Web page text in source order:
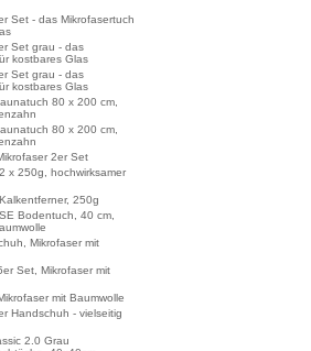
Set - das Mikrofasertuch
Set grau - das
kostbares Glas
Set grau - das
kostbares Glas
80 x 200 cm,
80 x 200 cm,
2er Set
x 250g, hochwirksamer
250g
Bodentuch, 40 cm,
Mikrofaser mit
Set, Mikrofaser mit
mit Baumwolle
Handschuh - vielseitig
2.0 Grau